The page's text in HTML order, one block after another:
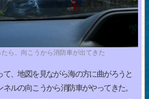
ら、向こうから消防車が出てきた
て、地図を見ながら海の方に曲がろうと
ルの向こうから消防車がやってきた。